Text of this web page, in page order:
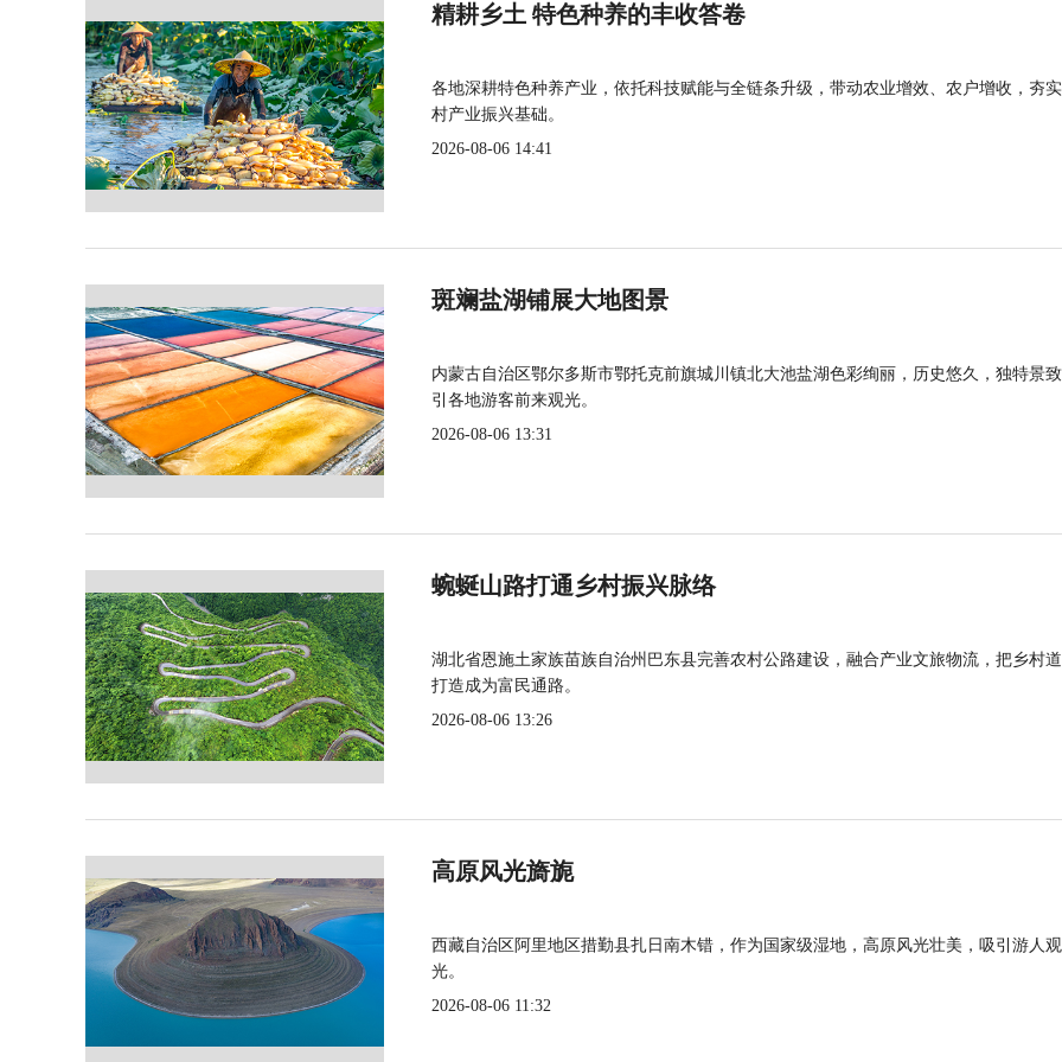
精耕乡土 特色种养的丰收答卷
各地深耕特色种养产业，依托科技赋能与全链条升级，带动农业增效、农户增收，夯
村产业振兴基础。
2026-08-06 14:41
斑斓盐湖铺展大地图景
内蒙古自治区鄂尔多斯市鄂托克前旗城川镇北大池盐湖色彩绚丽，历史悠久，独特景
引各地游客前来观光。
2026-08-06 13:31
蜿蜒山路打通乡村振兴脉络
湖北省恩施土家族苗族自治州巴东县完善农村公路建设，融合产业文旅物流，把乡村
打造成为富民通路。
2026-08-06 13:26
高原风光旖旎
西藏自治区阿里地区措勤县扎日南木错，作为国家级湿地，高原风光壮美，吸引游人观
光。
2026-08-06 11:32